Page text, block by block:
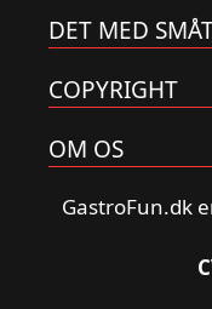
DET MED
COPYRIGHT
OM OS
GastroFun.dk